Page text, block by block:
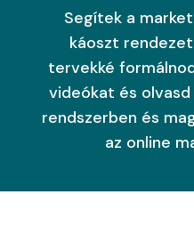
Segítek a
káoszt
tervekké
videókat és
rendszerben és
az online